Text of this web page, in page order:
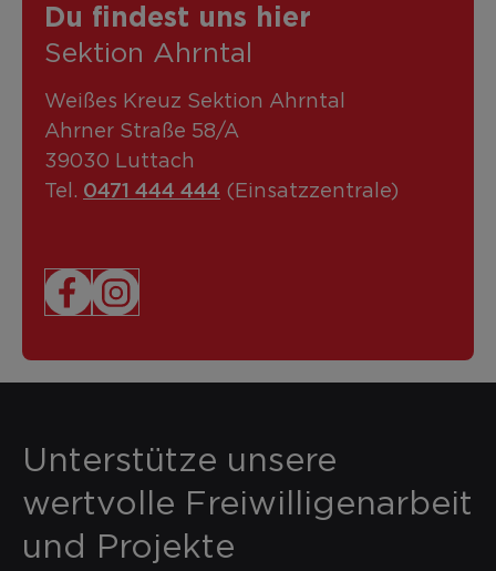
Du findest uns hier
Sektion Ahrntal
Weißes Kreuz Sektion Ahrntal
Ahrner Straße 58/A
39030 Luttach
Tel. 0471 444 444 (Einsatzzentrale)
Unterstütze unsere
wertvolle Freiwilligenarbeit
und Projekte